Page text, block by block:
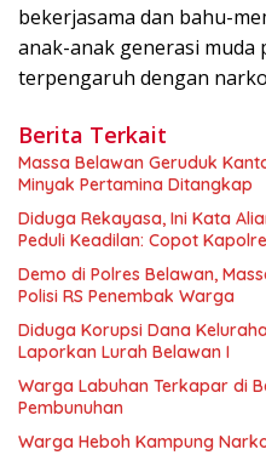
bekerjasama dan bahu-
anak-anak generasi
terpengaruh dengan
Berita Terkait
Massa Belawan Geruduk
Minyak Pertamina Ditangkap
Diduga Rekayasa, Ini Kata
Peduli Keadilan: Copot
Demo di Polres Belawan,
Polisi RS Penembak Warga
Diduga Korupsi Dana
Laporkan Lurah Belawan I
Warga Labuhan Terkapar di
Pembunuhan
Warga Heboh Kampung